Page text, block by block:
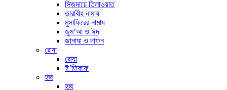
সিজদায়ে তিলাওয়াত
তারাবীহ নামায
মুসাফিরের নামায
জুম’আ ও ঈদ
জানাযা ও দাফন
রোযা
রোযা
ই’তিকাফ
হজ
হজ